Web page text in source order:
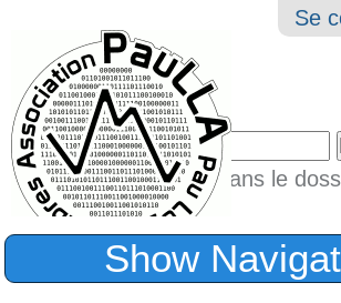
Se
Chercher par
Seulement dans le
Recherche
Show